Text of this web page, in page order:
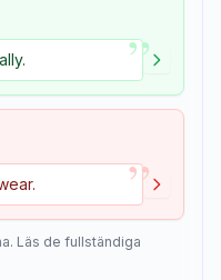
”
”
Läs de fullständiga